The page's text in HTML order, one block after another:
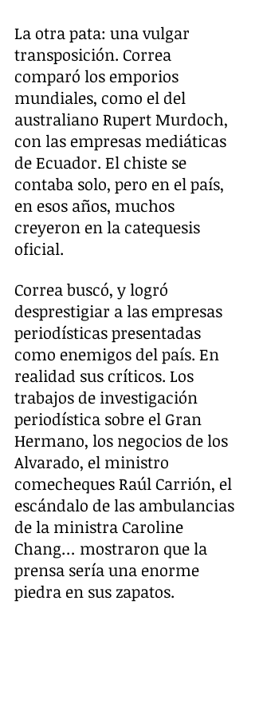
La otra pata: una vulgar
transposición. Correa
comparó los emporios
mundiales, como el del
australiano Rupert Murdoch,
con las empresas mediáticas
de Ecuador. El chiste se
contaba solo, pero en el país,
en esos años, muchos
creyeron en la catequesis
oficial.
Correa buscó, y logró
desprestigiar a las empresas
periodísticas presentadas
como enemigos del país. En
realidad sus críticos. Los
trabajos de investigación
periodística sobre el Gran
Hermano, los negocios de los
Alvarado, el ministro
comecheques Raúl Carrión, el
escándalo de las ambulancias
de la ministra Caroline
Chang… mostraron que la
prensa sería una enorme
piedra en sus zapatos.